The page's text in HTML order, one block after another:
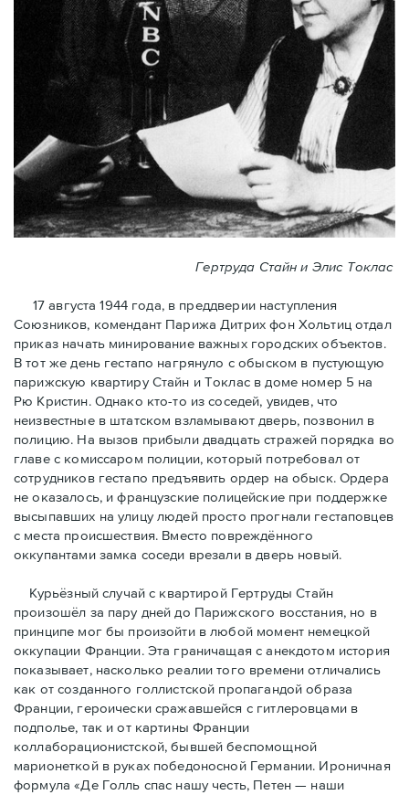
Гертруда Стайн и Элис Токлас
17 августа 1944 года, в преддверии наступления
Союзников, комендант Парижа Дитрих фон Хольтиц отдал
приказ начать минирование важных городских объектов.
В тот же день гестапо нагрянуло с обыском в пустующую
парижскую квартиру Стайн и Токлaс в домe номер 5 на
Рю Кристин. Однако кто-то из соседей, увидев, что
неизвестные в штатском взламывают дверь, позвонил в
полицию. На вызов прибыли двадцать стражей порядка во
главе с комиссаром полиции, который потребовал от
сотрудников гестапо предъявить ордер на обыск. Ордера
не оказалось, и французские полицейские при поддержке
высыпавших на улицу людей просто прогнали гестаповцев
с места происшествия. Вместо повреждённого
оккупантами замка соседи врезали в дверь новый.
Курьёзный случай с квартирой Гертруды Стайн
произошёл за пару дней до Парижского восстания, но в
принципe мог бы произойти в любой момент немецкой
оккупации Франции. Эта граничащая с анекдотом история
показывает, насколько реалии того времени отличались
как от созданного голлистской пропагандой образа
Франции, героически сражавшейся с гитлеровцами в
подполье, так и от картины Франции
коллаборационистской, бывшей беспомощной
марионеткой в руках победоносной Германии. Ироничная
формула «Де Голль спас нашу честь, Петен — наши